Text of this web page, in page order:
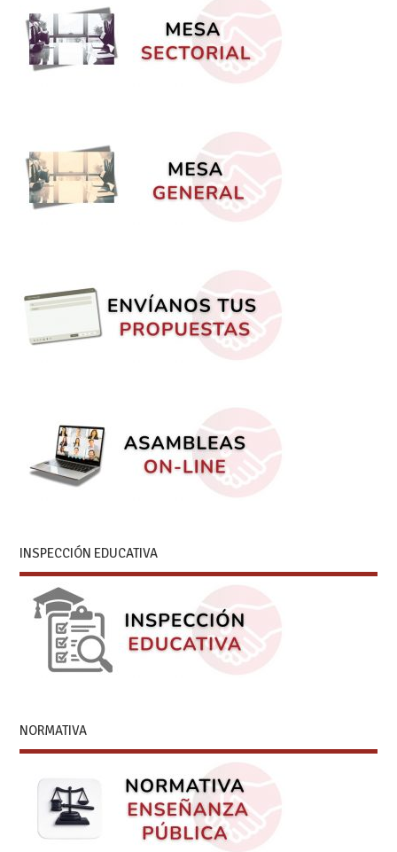
INSPECCIÓN EDUCATIVA
NORMATIVA